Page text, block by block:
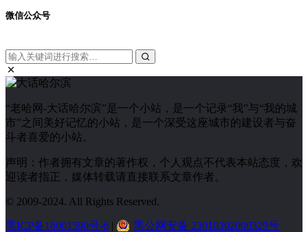
微信公众号
“老哈网-大话哈尔滨”是一个小站，是一个记录“我”与“我的城
市”之间美好记忆的小站，是一个深受这座城市的建设者与奋
斗者喜爱的小站。
声明：作者拥有文章的著作权，个人观点不代表本站态度，欢
迎读者指正，媒体转载请直接联系文章作者。
© 2009-2024. All Rights Reserved.
黑ICP备16001590号-6 | 黑公网安备 23010302000329号